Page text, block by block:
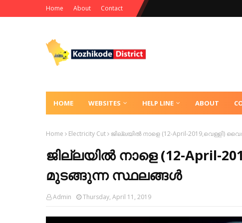
Home About Contact
HOME WEBSITES HELP LINE ABOUT
Home Electricity Cut ജില്ലയിൽ നാളെ (12-April-2019,വെള്ളി)
ജില്ലയിൽ നാളെ (12-April-
മുടങ്ങുന്ന സ്ഥലങ്ങൾ
Admin Thursday, April 11, 2019